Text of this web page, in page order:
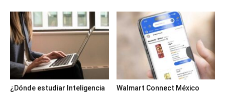
¿Dónde estudiar Inteligencia
Walmart Connect México